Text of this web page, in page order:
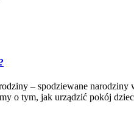
– spodziewane
o tym, jak urządzić pokój